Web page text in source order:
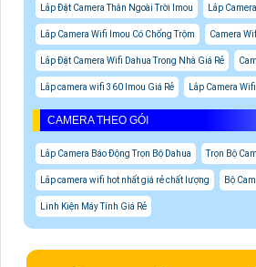
Lắp Đặt Camera Thân Ngoài Trời Imou Lắp
Lắp Camera Wifi Imou Có Chống Trộm Camera
Lắp Đặt Camera Wifi Dahua Trong Nhà Giá Rẻ
Lắp camera wifi 360 Imou Giá Rẻ Lắp Camera
CAMERA THEO GÓI
Lắp Camera Báo Động Trọn Bộ Dahua Trọn Bộ
Lắp camera wifi hot nhất giá rẻ chất lượng Bộ
Linh Kiện Máy Tính Giá Rẻ